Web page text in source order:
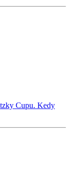
Cupu. Kedy